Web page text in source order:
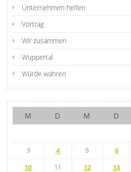
Unternehmen helfen
Vortrag
Wir zusammen
Wuppertal
Würde wahren
M D M D
3
4 5 6
10
11 12 13